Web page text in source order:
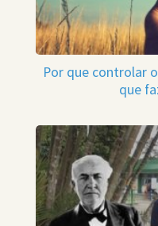
Por que controlar
que